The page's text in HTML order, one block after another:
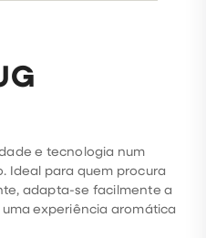
e tecnologia num
Ideal para quem procura
adapta-se facilmente a
experiência aromática